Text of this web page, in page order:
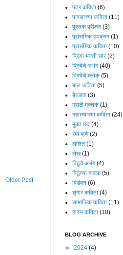
Older Post
पत्र कविता (6)
पावसाच्या कविता (11)
पुस्तक परीक्षण (3)
प्रासंगिक उपक्रम (1)
प्रासंगिक कविता (10)
प्रिया भक्ती सार (2)
प्रियेचे अभंग (40)
प्रियेचे श्लोक (5)
बाल कविता (5)
बेधडक (3)
मराठी मुक्तकं (1)
महात्म्याच्या कविता (24)
मुक्त छंद (4)
रमा म्हणे (2)
ललित (1)
लेख (1)
विठूचे अभंग (4)
विठूच्या गजला (5)
विडंबन (6)
शृंगार कविता (4)
सामाजिक कविता (11)
हास्य कविता (10)
BLOG ARCHIVE
► 2024 (4)